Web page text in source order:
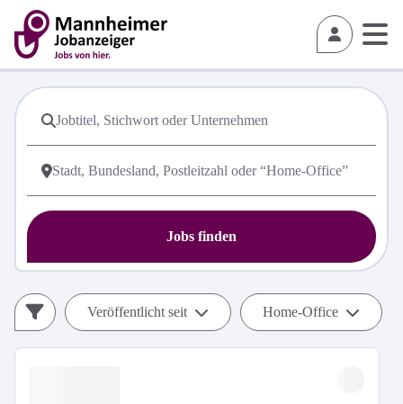
Jobs finden
Veröffentlicht seit Home-Office